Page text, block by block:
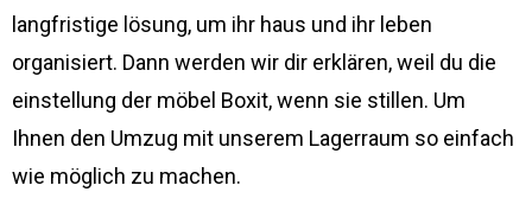
langfristige lösung, um ihr haus und ihr leben
organisiert. Dann werden wir dir erklären, weil du die
einstellung der möbel Boxit, wenn sie stillen. Um
Ihnen den Umzug mit unserem Lagerraum so einfach
wie möglich zu machen.